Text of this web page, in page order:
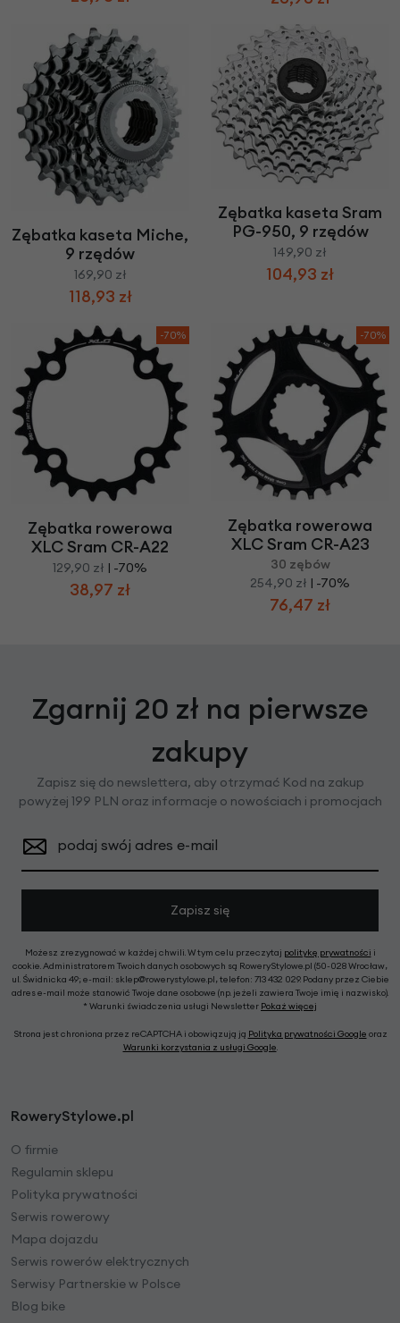
Zębatka kaseta Miche,
9 rzędów
169,90 zł
118,93 zł
Zębatka kaseta Sram
PG-950, 9 rzędów
149,90 zł
104,93 zł
-70%
Zębatka rowerowa
XLC Sram CR-A22
129,90 zł | -70%
38,97 zł
-70%
Zębatka rowerowa
XLC Sram CR-A23
30 zębów
254,90 zł | -70%
76,47 zł
Zgarnij 20 zł na pierwsze
zakupy
Zapisz się do newslettera, aby otrzymać Kod na zakup
powyżej 199 PLN oraz informacje o nowościach i promocjach
podaj swój adres e-mail
Zapisz się
Możesz zrezygnować w każdej chwili. W tym celu przeczytaj politykę prywatności i
cookie. Administratorem Twoich danych osobowych są RoweryStylowe.pl (50-028 Wrocław,
ul. Świdnicka 49; e-mail: sklep@rowerystylowe.pl, telefon: 713 432 029. Podany przez Ciebie
adres e-mail może stanowić Twoje dane osobowe (np. jeżeli zawiera Twoje imię i nazwisko).
* Warunki świadczenia usługi Newsletter Pokaż więcej
Strona jest chroniona przez reCAPTCHA i obowiązują ją Polityka prywatności Google oraz
Warunki korzystania z usługi Google.
RoweryStylowe.pl
O firmie
Regulamin sklepu
Polityka prywatności
Serwis rowerowy
Mapa dojazdu
Serwis rowerów elektrycznych
Serwisy Partnerskie w Polsce
Blog bike